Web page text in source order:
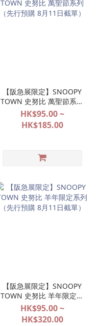
【阪急展限定】SNOOPY
TOWN 史努比 萬聖節系列
（先行預購 8月11日截
單）
HK$95.00 ~
HK$185.00
【阪急展限定】SNOOPY
TOWN 史努比 羊年限定系
列（先行預購 8月11日截
單）
HK$95.00 ~
HK$320.00